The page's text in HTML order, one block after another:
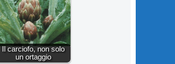
Il carciofo, non solo
un ortaggio